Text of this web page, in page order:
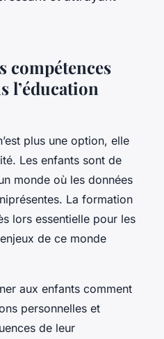
compétences
l’éducation
plus une option, elle
Les enfants sont de
monde où les données
La formation
lors essentielle pour les
de ce monde
aux enfants comment
personnelles et
de leur